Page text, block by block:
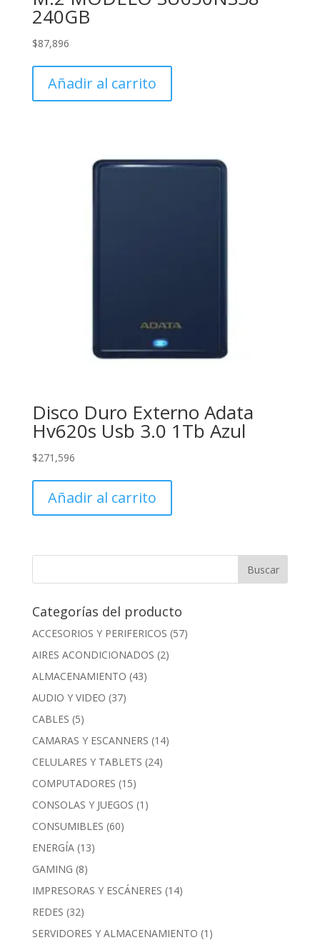
240GB
$87,896
Añadir al carrito
Disco Duro Externo Adata
Hv620s Usb 3.0 1Tb Azul
$271,596
Añadir al carrito
Categorías del producto
ACCESORIOS Y PERIFERICOS (57)
AIRES ACONDICIONADOS (2)
ALMACENAMIENTO (43)
AUDIO Y VIDEO (37)
CABLES (5)
CAMARAS Y ESCANNERS (14)
CELULARES Y TABLETS (24)
COMPUTADORES (15)
CONSOLAS Y JUEGOS (1)
CONSUMIBLES (60)
ENERGÍA (13)
GAMING (8)
IMPRESORAS Y ESCÁNERES (14)
REDES (32)
SERVIDORES Y ALMACENAMIENTO (1)